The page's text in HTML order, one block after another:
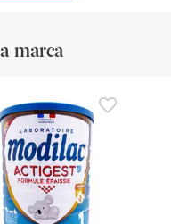
marca